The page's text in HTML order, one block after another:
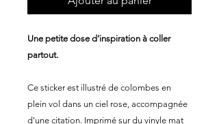
Une petite dose d’inspiration à coller
partout.
Ce sticker est illustré de colombes en
plein vol dans un ciel rose, accompagnée
d'une citation. Imprimé sur du vinyle mat